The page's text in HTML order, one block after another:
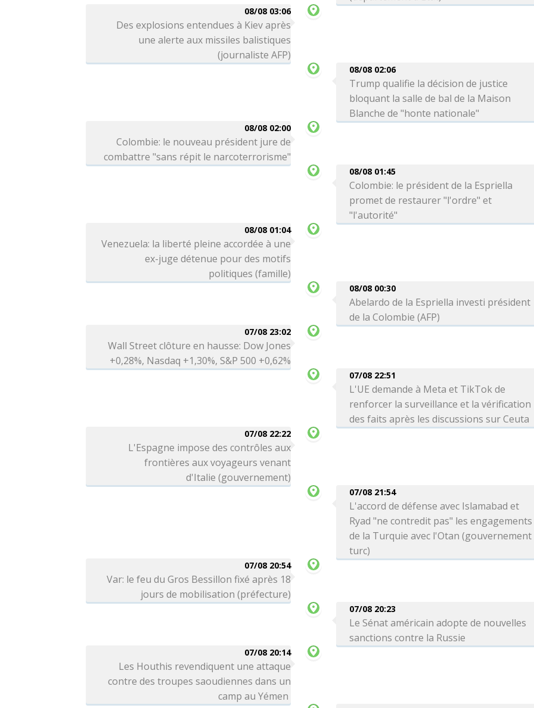
08/08 03:06
Des explosions entendues à Kiev après
une alerte aux missiles balistiques
(journaliste AFP)
08/08 02:06
Trump qualifie la décision de justice
bloquant la salle de bal de la Maison
Blanche de "honte nationale"
08/08 02:00
Colombie: le nouveau président jure de
combattre "sans répit le narcoterrorisme"
08/08 01:45
Colombie: le président de la Espriella
promet de restaurer "l'ordre" et
"l'autorité"
08/08 01:04
Venezuela: la liberté pleine accordée à une
ex-juge détenue pour des motifs
politiques (famille)
08/08 00:30
Abelardo de la Espriella investi président
de la Colombie (AFP)
07/08 23:02
Wall Street clôture en hausse: Dow Jones
+0,28%, Nasdaq +1,30%, S&P 500 +0,62%
07/08 22:51
L'UE demande à Meta et TikTok de
renforcer la surveillance et la vérification
des faits après les discussions sur Ceuta
07/08 22:22
L'Espagne impose des contrôles aux
frontières aux voyageurs venant
d'Italie (gouvernement)
07/08 21:54
L'accord de défense avec Islamabad et
Ryad "ne contredit pas" les engagements
de la Turquie avec l'Otan (gouvernement
turc)
07/08 20:54
Var: le feu du Gros Bessillon fixé après 18
jours de mobilisation (préfecture)
07/08 20:23
Le Sénat américain adopte de nouvelles
sanctions contre la Russie
07/08 20:14
Les Houthis revendiquent une attaque
contre des troupes saoudiennes dans un
camp au Yémen